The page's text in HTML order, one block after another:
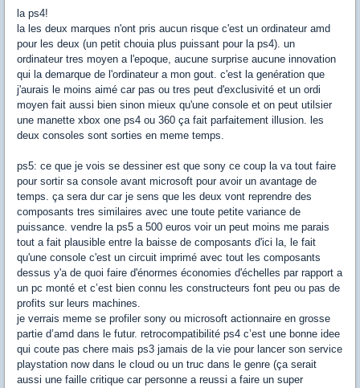
la ps4!
la les deux marques n'ont pris aucun risque c'est un ordinateur amd
pour les deux (un petit chouia plus puissant pour la ps4). un
ordinateur tres moyen a l'epoque, aucune surprise aucune innovation
qui la demarque de l'ordinateur a mon gout. c'est la genération que
j'aurais le moins aimé car pas ou tres peut d'exclusivité et un ordi
moyen fait aussi bien sinon mieux qu'une console et on peut utilsier
une manette xbox one ps4 ou 360 ça fait parfaitement illusion. les
deux consoles sont sorties en meme temps.
ps5: ce que je vois se dessiner est que sony ce coup la va tout faire
pour sortir sa console avant microsoft pour avoir un avantage de
temps. ça sera dur car je sens que les deux vont reprendre des
composants tres similaires avec une toute petite variance de
puissance. vendre la ps5 a 500 euros voir un peut moins me parais
tout a fait plausible entre la baisse de composants d'ici la, le fait
qu'une console c'est un circuit imprimé avec tout les composants
dessus y'a de quoi faire d'énormes économies d'échelles par rapport a
un pc monté et c’est bien connu les constructeurs font peu ou pas de
profits sur leurs machines.
je verrais meme se profiler sony ou microsoft actionnaire en grosse
partie d’amd dans le futur. retrocompatibilité ps4 c’est une bonne idee
qui coute pas chere mais ps3 jamais de la vie pour lancer son service
playstation now dans le cloud ou un truc dans le genre (ça serait
aussi une faille critique car personne a reussi a faire un super